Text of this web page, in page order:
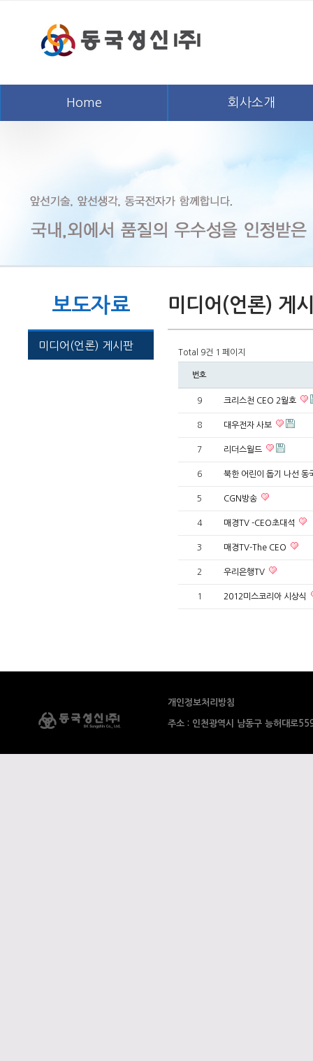
Home 회사소개
보도자료
미디어(언론) 게시판
미디어(언론) 게
Total 9건 1 페이지
번호
9 크리스천 CEO 2월호
8 대우전자 사보
7 리더스월드
6 북한 어린이 돕기 나선
5 CGN방송
4 매경TV -CEO초대석
3 매경TV-The CEO
2 우리은행TV
1 2012미스코리아 시상식
개인정보처리방침
주소 : 인천광역시 남동구 능허대